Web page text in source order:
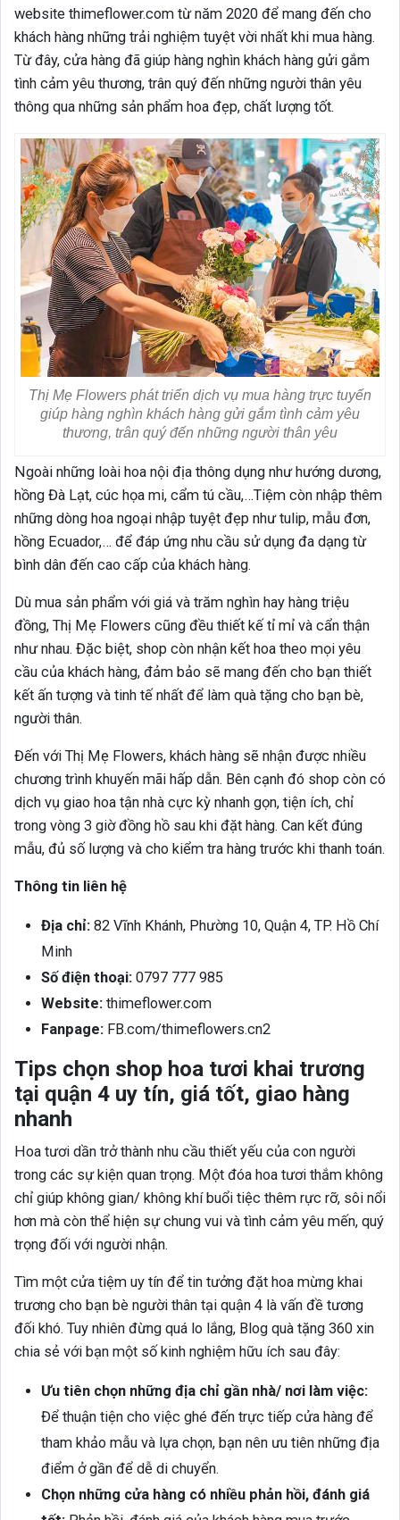
website thimeflower.com từ năm 2020 để mang đến cho
khách hàng những trải nghiệm tuyệt vời nhất khi mua hàng.
Từ đây, cửa hàng đã giúp hàng nghìn khách hàng gửi gắm
tình cảm yêu thương, trân quý đến những người thân yêu
thông qua những sản phẩm hoa đẹp, chất lượng tốt.
Thị Mẹ Flowers phát triển dịch vụ mua hàng trực tuyến
giúp hàng nghìn khách hàng gửi gắm tình cảm yêu
thương, trân quý đến những người thân yêu
Ngoài những loài hoa nội địa thông dụng như hướng dương,
hồng Đà Lạt, cúc họa mi, cẩm tú cầu,…Tiệm còn nhập thêm
những dòng hoa ngoại nhập tuyệt đẹp như tulip, mẫu đơn,
hồng Ecuador,… để đáp ứng nhu cầu sử dụng đa dạng từ
bình dân đến cao cấp của khách hàng.
Dù mua sản phẩm với giá và trăm nghìn hay hàng triệu
đồng, Thị Mẹ Flowers cũng đều thiết kế tỉ mỉ và cẩn thận
như nhau. Đặc biệt, shop còn nhận kết hoa theo mọi yêu
cầu của khách hàng, đảm bảo sẽ mang đến cho bạn thiết
kết ấn tượng và tinh tế nhất để làm quà tặng cho bạn bè,
người thân.
Đến với Thị Mẹ Flowers, khách hàng sẽ nhận được nhiều
chương trình khuyến mãi hấp dẫn. Bên cạnh đó shop còn có
dịch vụ giao hoa tận nhà cực kỳ nhanh gọn, tiện ích, chỉ
trong vòng 3 giờ đồng hồ sau khi đặt hàng. Can kết đúng
mẫu, đủ số lượng và cho kiểm tra hàng trước khi thanh toán.
Thông tin liên hệ
Địa chỉ: 82 Vĩnh Khánh, Phường 10, Quận 4, TP. Hồ Chí
Minh
Số điện thoại: 0797 777 985
Website: thimeflower.com
Fanpage: FB.com/thimeflowers.cn2
Tips chọn shop hoa tươi khai trương
tại quận 4 uy tín, giá tốt, giao hàng
nhanh
Hoa tươi dần trở thành nhu cầu thiết yếu của con người
trong các sự kiện quan trọng. Một đóa hoa tươi thắm không
chỉ giúp không gian/ không khí buổi tiệc thêm rực rỡ, sôi nổi
hơn mà còn thể hiện sự chung vui và tình cảm yêu mến, quý
trọng đối với người nhận.
Tìm một cửa tiệm uy tín để tin tưởng đặt hoa mừng khai
trương cho bạn bè người thân tại quận 4 là vấn đề tương
đối khó. Tuy nhiên đừng quá lo lắng, Blog quà tặng 360 xin
chia sẻ với bạn một số kinh nghiệm hữu ích sau đây:
Ưu tiên chọn những địa chỉ gần nhà/ nơi làm việc:
Để thuận tiện cho việc ghé đến trực tiếp cửa hàng để
tham khảo mẫu và lựa chọn, bạn nên ưu tiên những địa
điểm ở gần để dễ di chuyển.
Chọn những cửa hàng có nhiều phản hồi, đánh giá